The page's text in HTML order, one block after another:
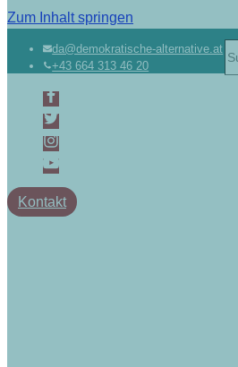
Zum Inhalt springen
da@demokratische-alternative.at
+43 664 313 46 20
Kontakt